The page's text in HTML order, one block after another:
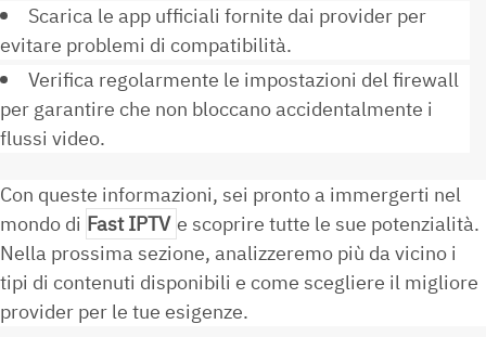
Scarica le app ufficiali fornite dai provider per
evitare problemi di compatibilità.
Verifica regolarmente le impostazioni del firewall
per garantire che non bloccano accidentalmente i
flussi video.
Con queste informazioni, sei pronto a immergerti nel
mondo di Fast IPTVe scoprire tutte le sue potenzialità.
Nella prossima sezione, analizzeremo più da vicino i
tipi di contenuti disponibili e come scegliere il migliore
provider per le tue esigenze.